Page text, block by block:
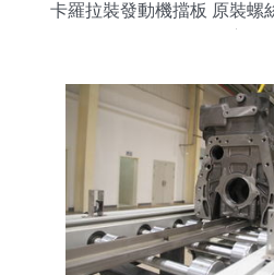
卡羅拉裝發動機擋板 原裝螺